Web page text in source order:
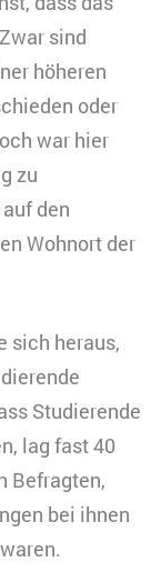
sind
höheren
oder
war hier
zu
den
Wohnort der
sich heraus,
Studierende
lag fast 40
Befragten,
bei ihnen